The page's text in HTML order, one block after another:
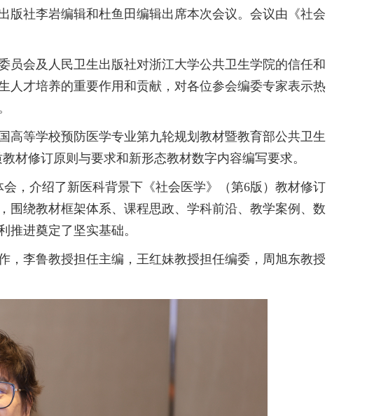
版社李岩编辑和杜鱼田编辑出席本次会议。会议由《社会
员会及人民卫生出版社对浙江大学公共卫生学院的信任和
人才培养的重要作用和贡献，对各位参会编委专家表示热
高等学校预防医学专业第九轮规划教材暨教育部公共卫生
材修订原则与要求和新形态教材数字内容编写要求。
，介绍了新医科背景下《社会医学》（第6版）教材修订
围绕教材框架体系、课程思政、学科前沿、教学案例、数
推进奠定了坚实基础。
，李鲁教授担任主编，王红妹教授担任编委，周旭东教授